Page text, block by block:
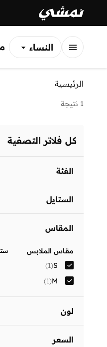
النساء
الرئيسية
1 نتيجة
كل فلاتر التصفية
الفئة
نساء
الستايل
المقاس
مقاس الملابس
S
(
1
)
M
(
1
)
لون
السعر